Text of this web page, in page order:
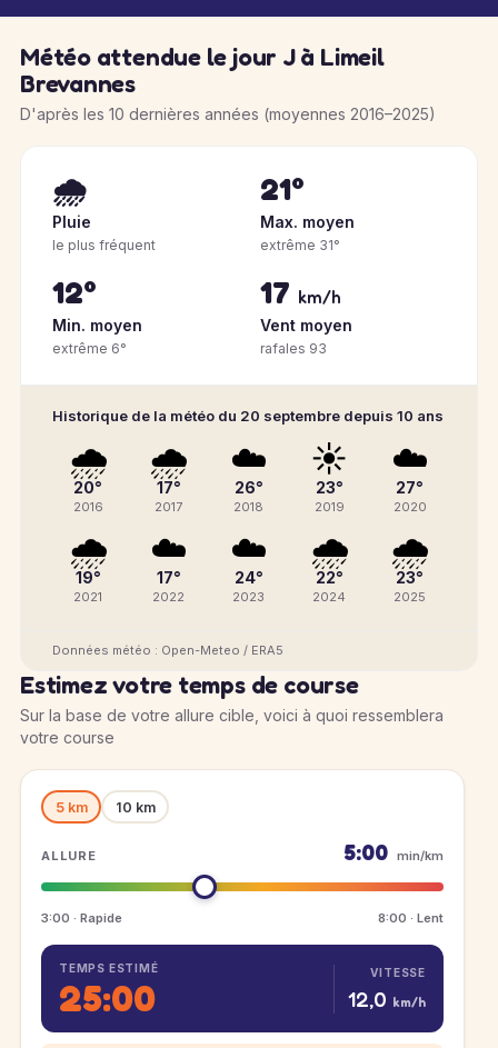
Météo attendue le jour J à Limeil
Brevannes
D'après les 10 dernières années (moyennes 2016–2025)
🌧️
Pluie
le plus fréquent
21°
Max. moyen
extrême 31°
12°
Min. moyen
extrême 6°
17 km/h
Vent moyen
rafales 93
Historique de la météo du 20 septembre depuis 10 ans
🌧️
20°
2016
🌧️
17°
2017
☁️
26°
2018
☀️
23°
2019
☁️
27°
2020
🌧️
19°
2021
☁️
17°
2022
☁️
24°
2023
🌧️
22°
2024
🌧️
23°
2025
Données météo : Open-Meteo / ERA5
Estimez votre temps de course
Sur la base de votre allure cible, voici à quoi ressemblera
votre course
5 km 10 km
ALLURE 5:00 min/km
3:00 · Rapide 8:00 · Lent
TEMPS ESTIMÉ
25:00
VITESSE
12,0 km/h